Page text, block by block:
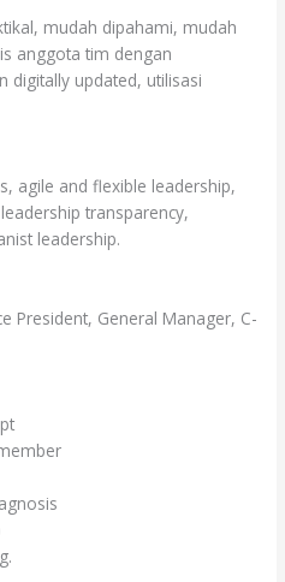
mudah dipahami, mudah
anggota tim dengan
digitally updated, utilisasi
agile and flexible leadership,
transparency,
leadership.
President, General Manager, C-